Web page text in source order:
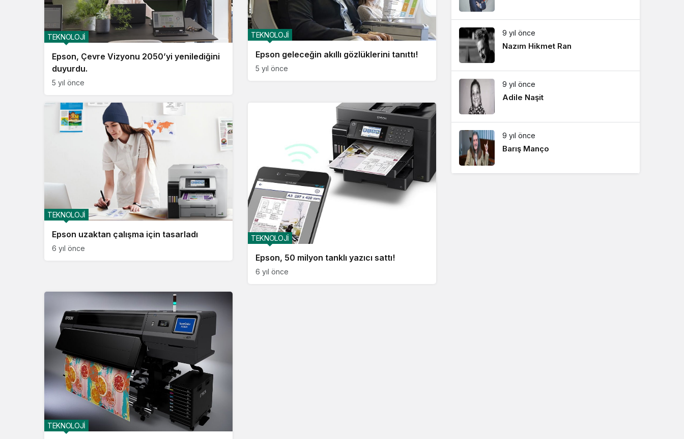
Epson, Çevre Vizyonu 2050’yi yenilediğini
duyurdu.
TEKNOLOJİ
5 yıl önce
Epson geleceğin akıllı gözlüklerini tanıttı!
TEKNOLOJİ
5 yıl önce
Epson uzaktan çalışma için tasarladı
TEKNOLOJİ
6 yıl önce
Epson, 50 milyon tanklı yazıcı sattı!
TEKNOLOJİ
6 yıl önce
TEKNOLOJİ
9 yıl önce
Nazım Hikmet Ran
9 yıl önce
Adile Naşit
9 yıl önce
Barış Manço